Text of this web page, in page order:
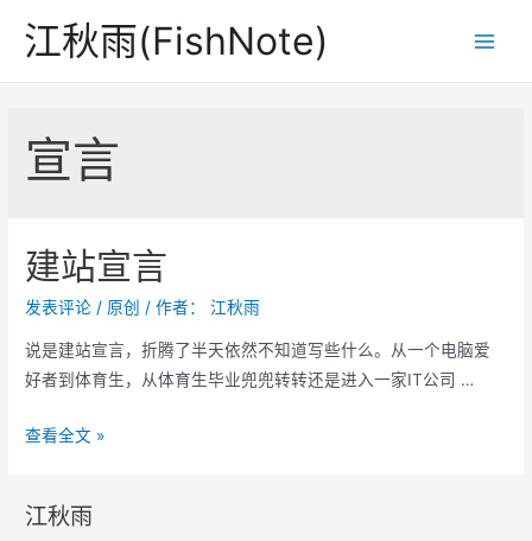
江秋雨(FishNote)
宣言
建站宣言
发表评论 / 原创 / 作者： 江秋雨
说是建站宣言，折腾了半天依然不知道写些什么。从一个电脑爱
好者到体育生，从体育生毕业兜兜转转还是进入一家IT公司 …
建
言
查看全文 »
江秋雨